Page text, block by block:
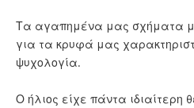
Τα αγαπημένα μας σχήματα
για τα κρυφά μας
ψυχολογία.
Ο ήλιος είχε πάντα ιδιαίτερη